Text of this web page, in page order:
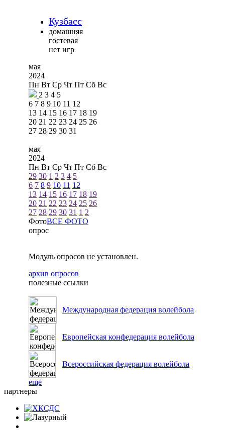
Кузбасс
домашняя
гостевая
нет игр
мая
2024
Пн Вт Ср Чт Пт Сб Вс
2 3 4 5
6 7 8 9 10 11 12
13 14 15 16 17 18 19
20 21 22 23 24 25 26
27 28 29 30 31
мая
2024
Пн Вт Ср Чт Пт Сб Вс
29 30 1 2 3 4 5
6 7 8 9 10 11 12
13 14 15 16 17 18 19
20 21 22 23 24 25 26
27 28 29 30 31 1 2
ФотоВСЕ ФОТО
опрос
Модуль опросов не установлен.
архив опросов
полезные ссылки
Международная федерация волейбола
Европейская конфедерация волейбола
Всероссийская федерация волейбола
еще
партнеры